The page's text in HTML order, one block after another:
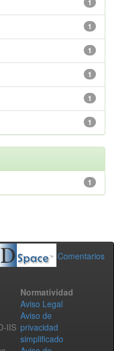
1
1
1
1
1
1
1
Comentarios
IIS
Normatividad
Aviso Legal
Aviso de
privacidad
simplificado